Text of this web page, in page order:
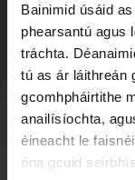
Bainimid úsáid
phearsantú agus
tráchta.
tú as ár láithreán
gcomhpháirtithe
anailísíochta,
éineacht le
óna gcuid
Cine4